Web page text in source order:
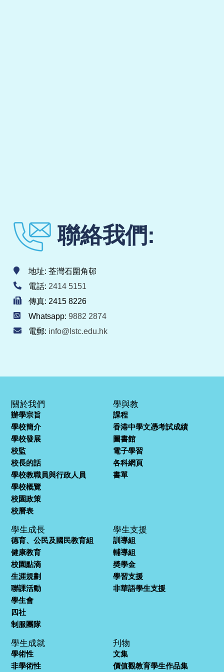
聯絡我們:
地址: 荃灣石圍角邨
電話: 2414 5151
傳真: 2415 8226
Whatsapp: 9882 2874
電郵: info@lstc.edu.hk
關於我們
辦學宗旨
學校簡介
學校發展
校監
校長的話
學校教職員與行政人員
學校概覽
校園政策
校曆表
學與教
課程
香港中學文憑考試成績
圖書館
電子學習
各科網頁
書單
學生成長
德育、公民及國民教育組
健康教育
校園點滴
生涯規劃
聯課活動
學生會
四社
制服團隊
學生支援
訓導組
輔導組
奬學金
學習支援
非華語學生支援
學生成就
學術性
非學術性
刋物
文集
價值觀教育學生作品集